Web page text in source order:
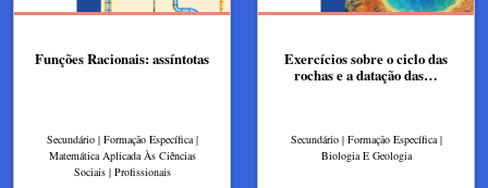
Funções Racionais: assíntotas
Secundário | Formação Específica |
Matemática Aplicada Às Ciências
Sociais | Profissionais
Exercícios sobre o ciclo das
rochas e a datação das…
Secundário | Formação Específica |
Biologia E Geologia